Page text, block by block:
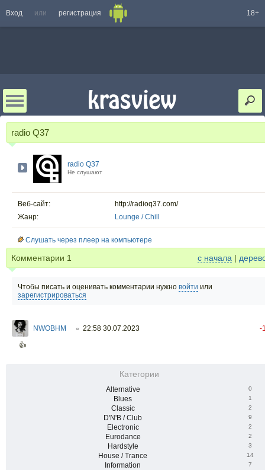
Вход или регистрация 18+
radio Q37
radio Q37
Не слушают
Веб-сайт:
http://radioq37.com/
Жанр:
Lounge / Chill
Слушать через плеер на компьютере
Комментарии 1 с начала |
Чтобы писать и оценивать комментарии нужно войти или
зарегистрироваться
NWOBHM ○ 22:58 30.07.2023
-
👍
Категории
Alternative 0
Blues 1
Classic 2
D'N'B / Club 9
Electronic 2
Eurodance 2
Hardstyle 3
House / Trance 14
Information 7